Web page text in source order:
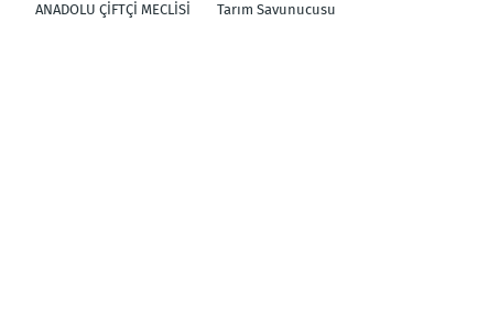
ANADOLU ÇİFTÇİ MECLİSİ
Tarım Savunucusu